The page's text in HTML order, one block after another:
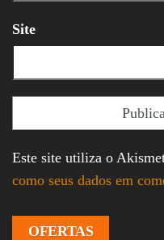
Site
Este site utiliza o
como seus dados em
OFERTAS